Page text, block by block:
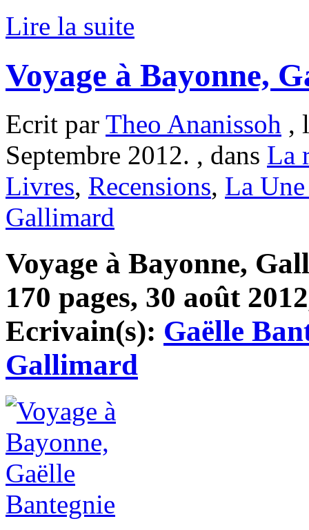
Lire la suite
Voyage à Bayonne,
Ecrit par Theo Ananissoh ,
Septembre 2012. , dans La
Livres, Recensions, La
Gallimard
Voyage à Bayonne,
170 pages, 30 août
Ecrivain(s): Gaëlle
Gallimard